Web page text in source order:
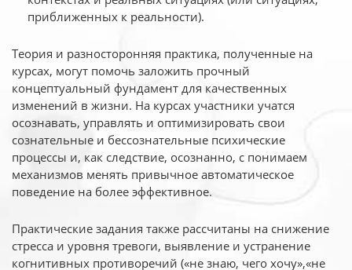
приближенных к реальности).
Теория и разносторонняя практика, полученные на
курсах, могут помочь заложить прочный
концептуальный фундамент для качественных
изменений в жизни. На курсах участники учатся
осознавать, управлять и оптимизировать свои
сознательные и бессознательные психические
процессы и, как следствие, осознанно, с понимаем
механизмов менять привычное автоматическое
поведение на более эффективное.
Практические задания также рассчитаны на снижение
стресса и уровня тревоги, выявление и устранение
когнитивных противоречий («не знаю, чего хочу»,«не